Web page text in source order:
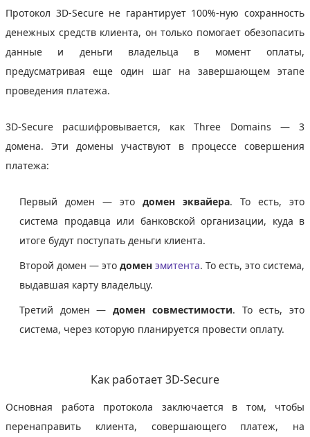
Протокол 3D-Secure не гарантирует 100%-ную сохранность
денежных средств клиента, он только помогает обезопасить
данные и деньги владельца в момент оплаты,
предусматривая еще один шаг на завершающем этапе
проведения платежа.
3D-Secure расшифровывается, как Three Domains — 3
домена. Эти домены участвуют в процессе совершения
платежа:
Первый домен — это домен эквайера. То есть, это
система продавца или банковской организации, куда в
итоге будут поступать деньги клиента.
Второй домен — это домен эмитента. То есть, это система,
выдавшая карту владельцу.
Третий домен —домен совместимости. То есть, это
система, через которую планируется провести оплату.
Как работает 3D-Secure
Основная работа протокола заключается в том, чтобы
перенаправить клиента, совершающего платеж, на